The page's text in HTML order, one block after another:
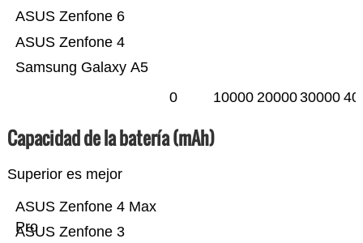
Samsung Galaxy A5
ASUS Zenfone 4
ASUS Zenfone 6
0 10000 2000030000
Capacidad de la batería (mAh)
Superior es mejor
ASUS Zenfone 3
ASUS Zenfone 4 Max
Pro